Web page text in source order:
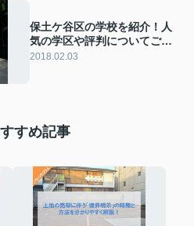
保土ケ谷区の学校を紹介！人
気の学区や評判についてご紹
介します！
2018.02.03
すめ記事